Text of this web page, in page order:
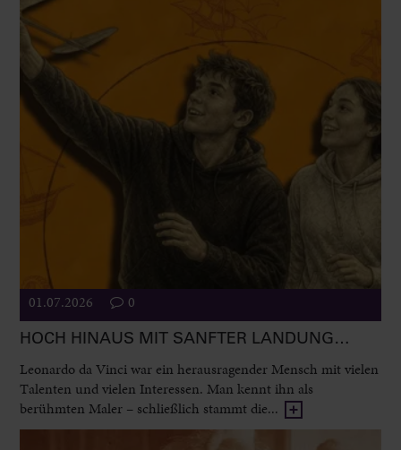
01.07.2026 0
HOCH HINAUS MIT SANFTER LANDUNG…
Leonardo da Vinci war ein herausragender Mensch mit vielen
Talenten und vielen Interessen. Man kennt ihn als
berühmten Maler – schließlich stammt die...